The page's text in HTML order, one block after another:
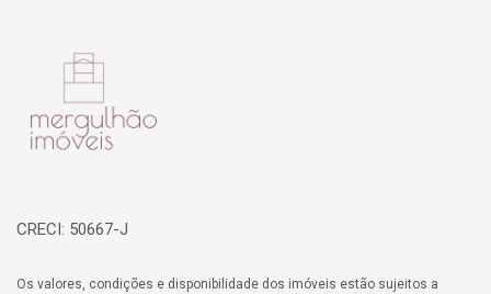
CRECI: 50667-J
Os valores, condições e disponibilidade dos imóveis estão sujeitos a